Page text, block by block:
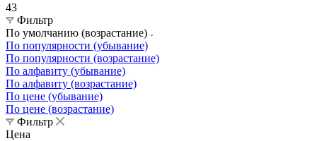
43
Фильтр
По умолчанию (возрастание)
По популярности (убывание)
По популярности (возрастание)
По алфавиту (убывание)
По алфавиту (возрастание)
По цене (убывание)
По цене (возрастание)
Фильтр
Цена